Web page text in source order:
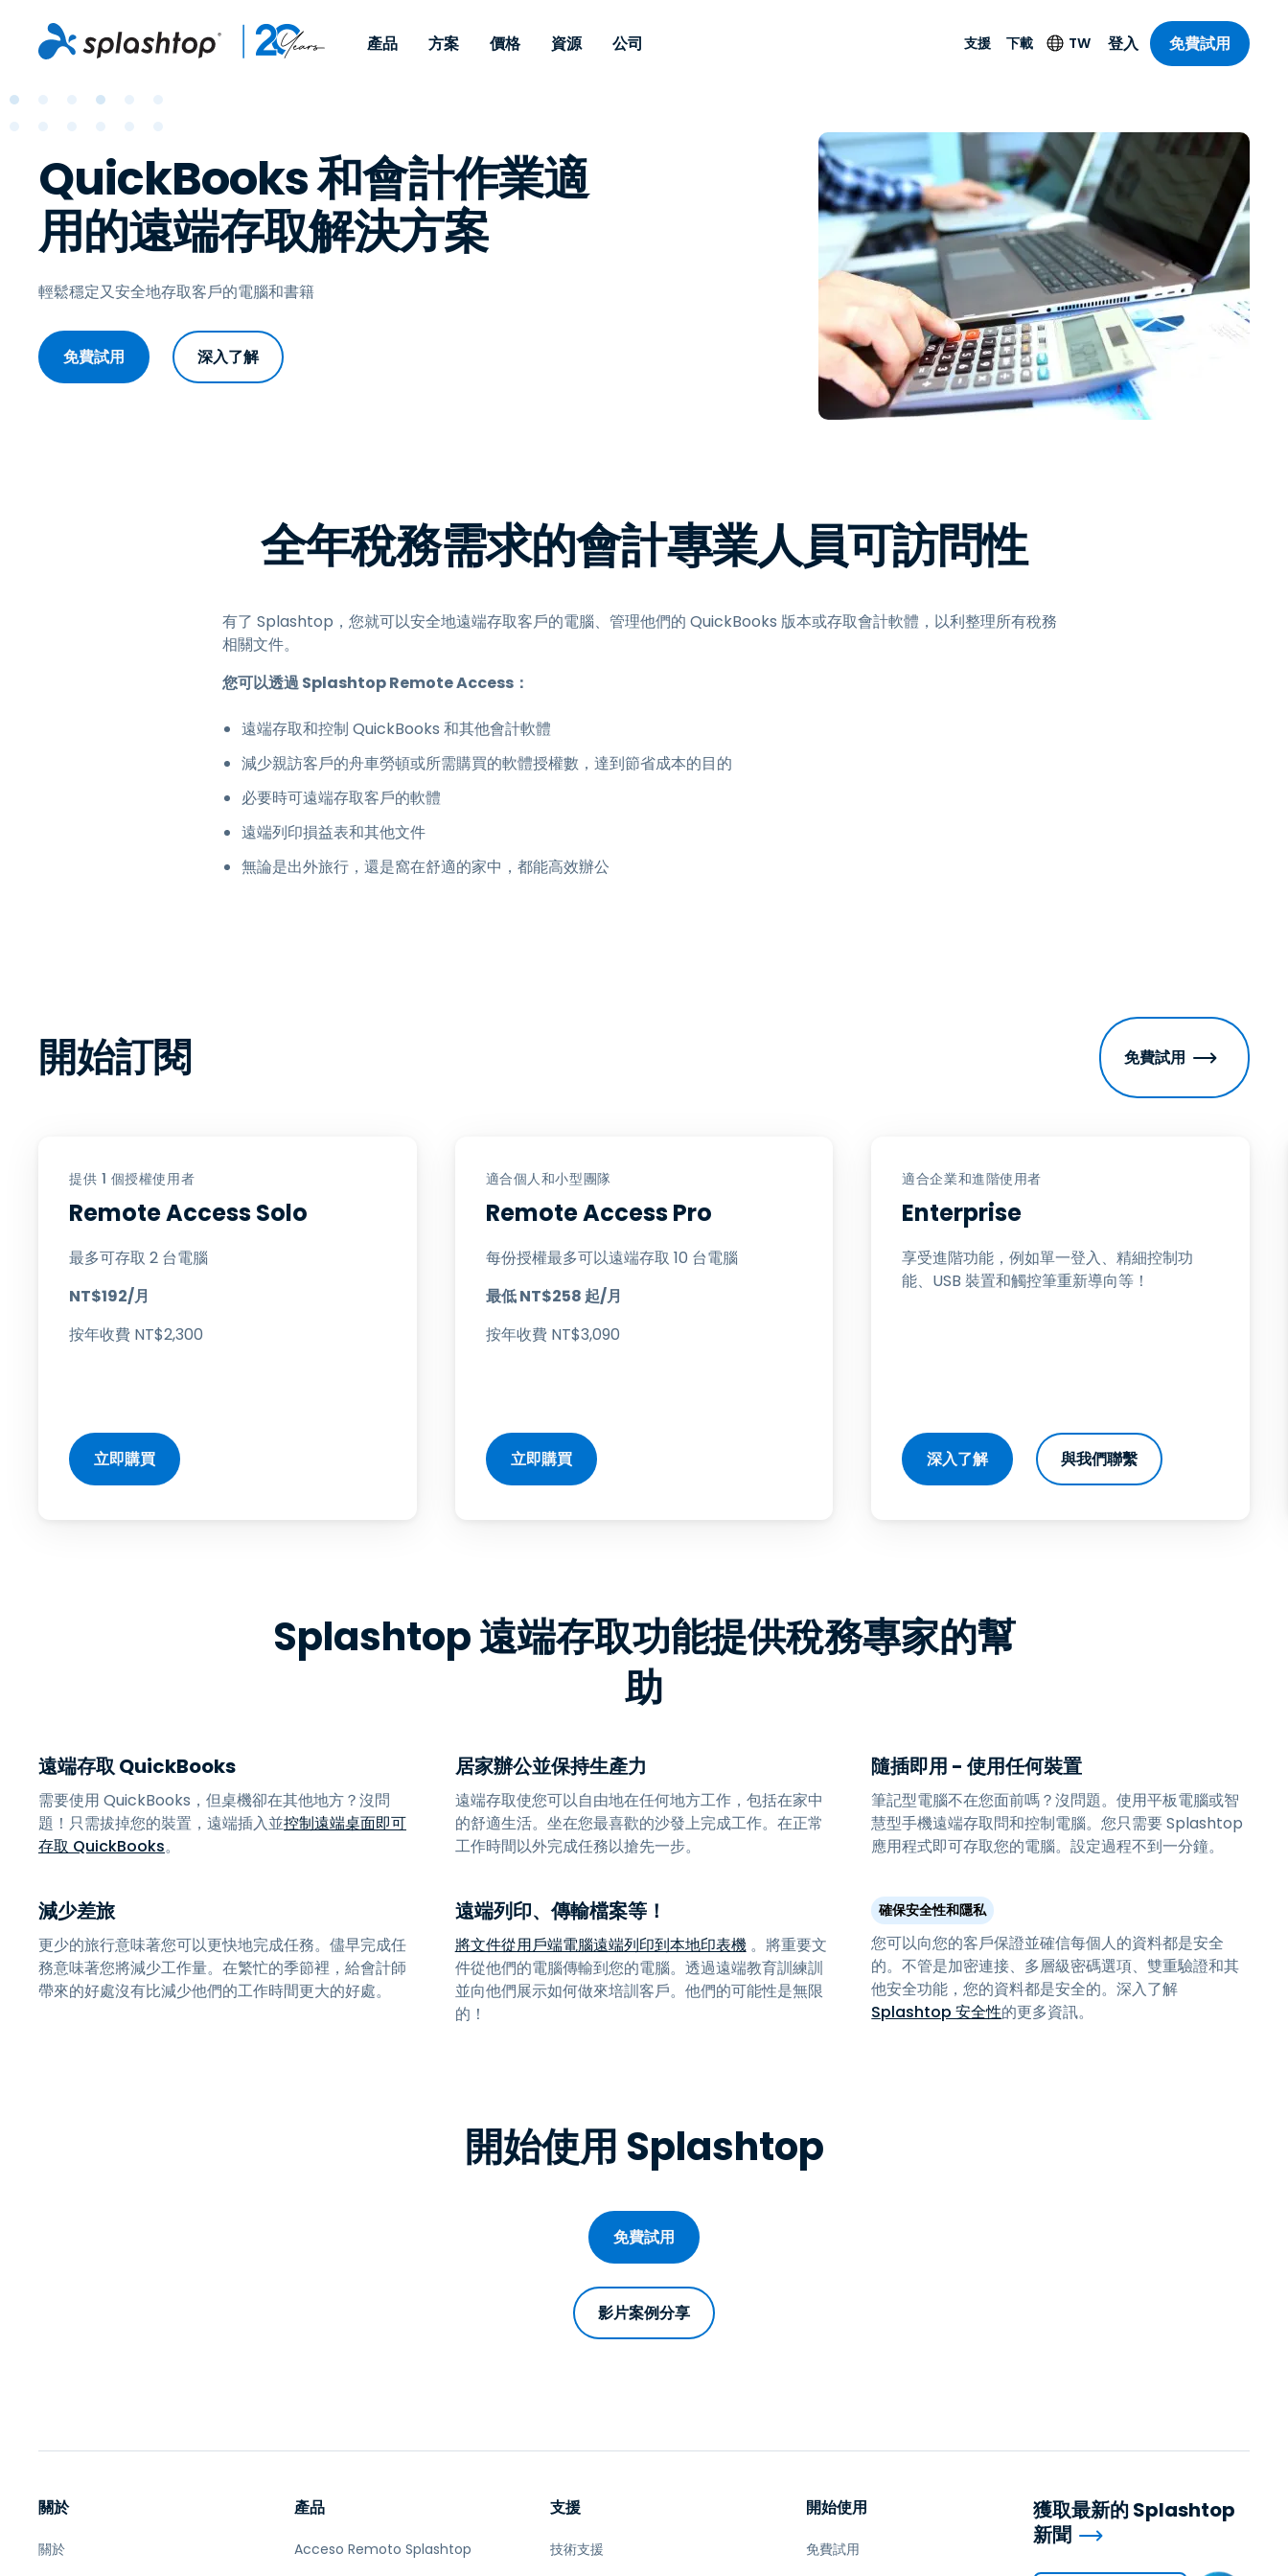
產品
地點，透過任何裝置存取其
工作電腦。
可供 IT 專業人員遠端支援
裝置。即時修補程式管理功
能以附加元件的形式提供。
提供 On-Prem 選項。
Endpoint
Management
IT 專業人員可透過即時修
Enterprise
適用於企業級遠端存取和遠
端支援，具備 SSO 和進階
管理功能。提供 On-Prem
其他安全產品
防毒功能
端點偵測和回應
Foxpass Wi-Fi 存取和
控制
零信任安全工作區
所有產品
方案
遠端工作
IT 支援和服務台
端點管理與安全性
MSPs
遠端桌面
漏洞與修補程式管理
端點安全
依照行業
媒體與娛樂
衛生保健
政府與公部門
建築與設計
金融與會計
價格 資源
Remote Support
端點管理
遠端存取
遠端學習
部落格
案例分享
依照行業
媒體與娛樂
查看所有產業
公司
關於
人才招募
活動
聯絡我們
安全性
新聞稿
分支機構
合作夥伴
支援
支援
技術支援
系統狀態
下載
下載
舊客戶
試用版使用者
新使用者
SOS 輔助應用程式
Streamer
其他下載項目
免費試用
TW
語言
English
Deutsch
Español
Français
Italiano
Nederlands
Português
简体中文
繁體中文
Bahasa
登入 免費試用
QuickBooks 和會計作業適
用的遠端存取解決方案
輕鬆穩定又安全地存取客戶的電腦和書籍
免費試用 深入了解
全年稅務需求的會計專業人員可訪問性
有了 Splashtop，您就可以安全地遠端存取客戶的電腦、管理他們的 QuickBooks 版本或存取會計軟體，以利整理所有稅務
相關文件。
您可以透過 Splashtop Remote Access：
遠端存取和控制 QuickBooks 和其他會計軟體
減少親訪客戶的舟車勞頓或所需購買的軟體授權數，達到節省成本的目的
必要時可遠端存取客戶的軟體
遠端列印損益表和其他文件
無論是出外旅行，還是窩在舒適的家中，都能高效辦公
開始訂閱 免費試用
提供 1 個授權使用者
Remote Access Solo
最多可存取 2 台電腦
NT$192/月
按年收費 NT$2,300
立即購買
適合個人和小型團隊
Remote Access Pro
每份授權最多可以遠端存取 10 台電腦
最低NT$258起/月
按年收費 NT$3,090
立即購買
適合企業和進階使用者
Enterprise
享受進階功能，例如單一登入、精細控制功
能、USB 裝置和觸控筆重新導向等！
深入了解 與我們聯繫
Splashtop 遠端存取功能提供稅務專家的幫
助
遠端存取 QuickBooks
需要使用 QuickBooks，但桌機卻在其他地方？沒問
題！只需拔掉您的裝置，遠端插入並控制遠端桌面即可
存取 QuickBooks。
居家辦公並保持生產力
遠端存取使您可以自由地在任何地方工作，包括在家中
的舒適生活。坐在您最喜歡的沙發上完成工作。在正常
工作時間以外完成任務以搶先一步。
隨插即用 - 使用任何裝置
筆記型電腦不在您面前嗎？沒問題。使用平板電腦或智
慧型手機遠端存取問和控制電腦。您只需要 Splashtop
應用程式即可存取您的電腦。設定過程不到一分鐘。
減少差旅
更少的旅行意味著您可以更快地完成任務。儘早完成任
務意味著您將減少工作量。在繁忙的季節裡，給會計師
帶來的好處沒有比減少他們的工作時間更大的好處。
遠端列印、傳輸檔案等！
將文件從用戶端電腦遠端列印到本地印表機。將重要文
件從他們的電腦傳輸到您的電腦。透過遠端教育訓練訓
並向他們展示如何做來培訓客戶。他們的可能性是無限
的！
確保安全性和隱私
您可以向您的客戶保證並確信每個人的資料都是安全
的。不管是加密連接、多層級密碼選項、雙重驗證和其
他安全功能，您的資料都是安全的。深入了解
Splashtop 安全性的更多資訊。
開始使用 Splashtop
免費試用
影片案例分享
關於
關於
產品
Acceso Remoto Splashtop
支援
技術支援
開始使用
免費試用
獲取最新的 Splashtop
新聞